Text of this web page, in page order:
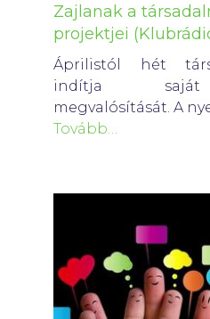
Zajlanak a
projektjei
Áprilistól hét
indítja saját
megvalósítását. A
Tovább…